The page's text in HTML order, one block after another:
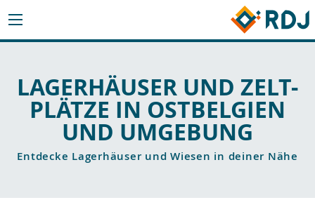
LAGERHÄUSER UND ZELT-
PLÄTZE IN OSTBELGIEN
UND UMGEBUNG
Entdecke Lagerhäuser und Wiesen in deiner Nähe